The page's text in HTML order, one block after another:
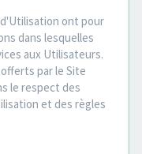
ont pour
dans lesquelles
aux Utilisateurs.
par le Site
le respect des
et des règles